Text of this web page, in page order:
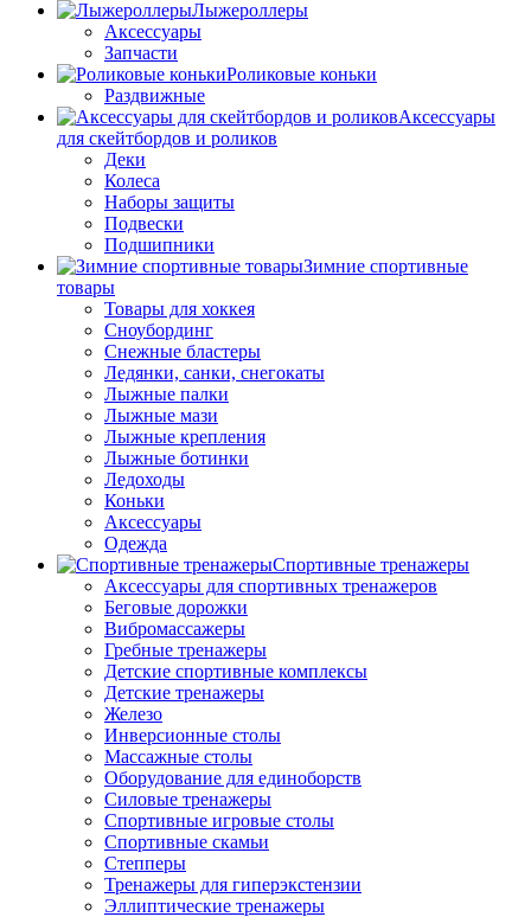
Лыжероллеры
Аксессуары
Запчасти
Роликовые коньки
Раздвижные
Аксессуары
для скейтбордов и роликов
Деки
Колеса
Наборы защиты
Подвески
Подшипники
Зимние спортивные
товары
Товары для хоккея
Сноубординг
Снежные бластеры
Ледянки, санки, снегокаты
Лыжные палки
Лыжные мази
Лыжные крепления
Лыжные ботинки
Ледоходы
Коньки
Аксессуары
Одежда
Спортивные тренажеры
Аксессуары для спортивных тренажеров
Беговые дорожки
Вибромассажеры
Гребные тренажеры
Детские спортивные комплексы
Детские тренажеры
Железо
Инверсионные столы
Массажные столы
Оборудование для единоборств
Силовые тренажеры
Спортивные игровые столы
Спортивные скамьи
Степперы
Тренажеры для гиперэкстензии
Эллиптические тренажеры